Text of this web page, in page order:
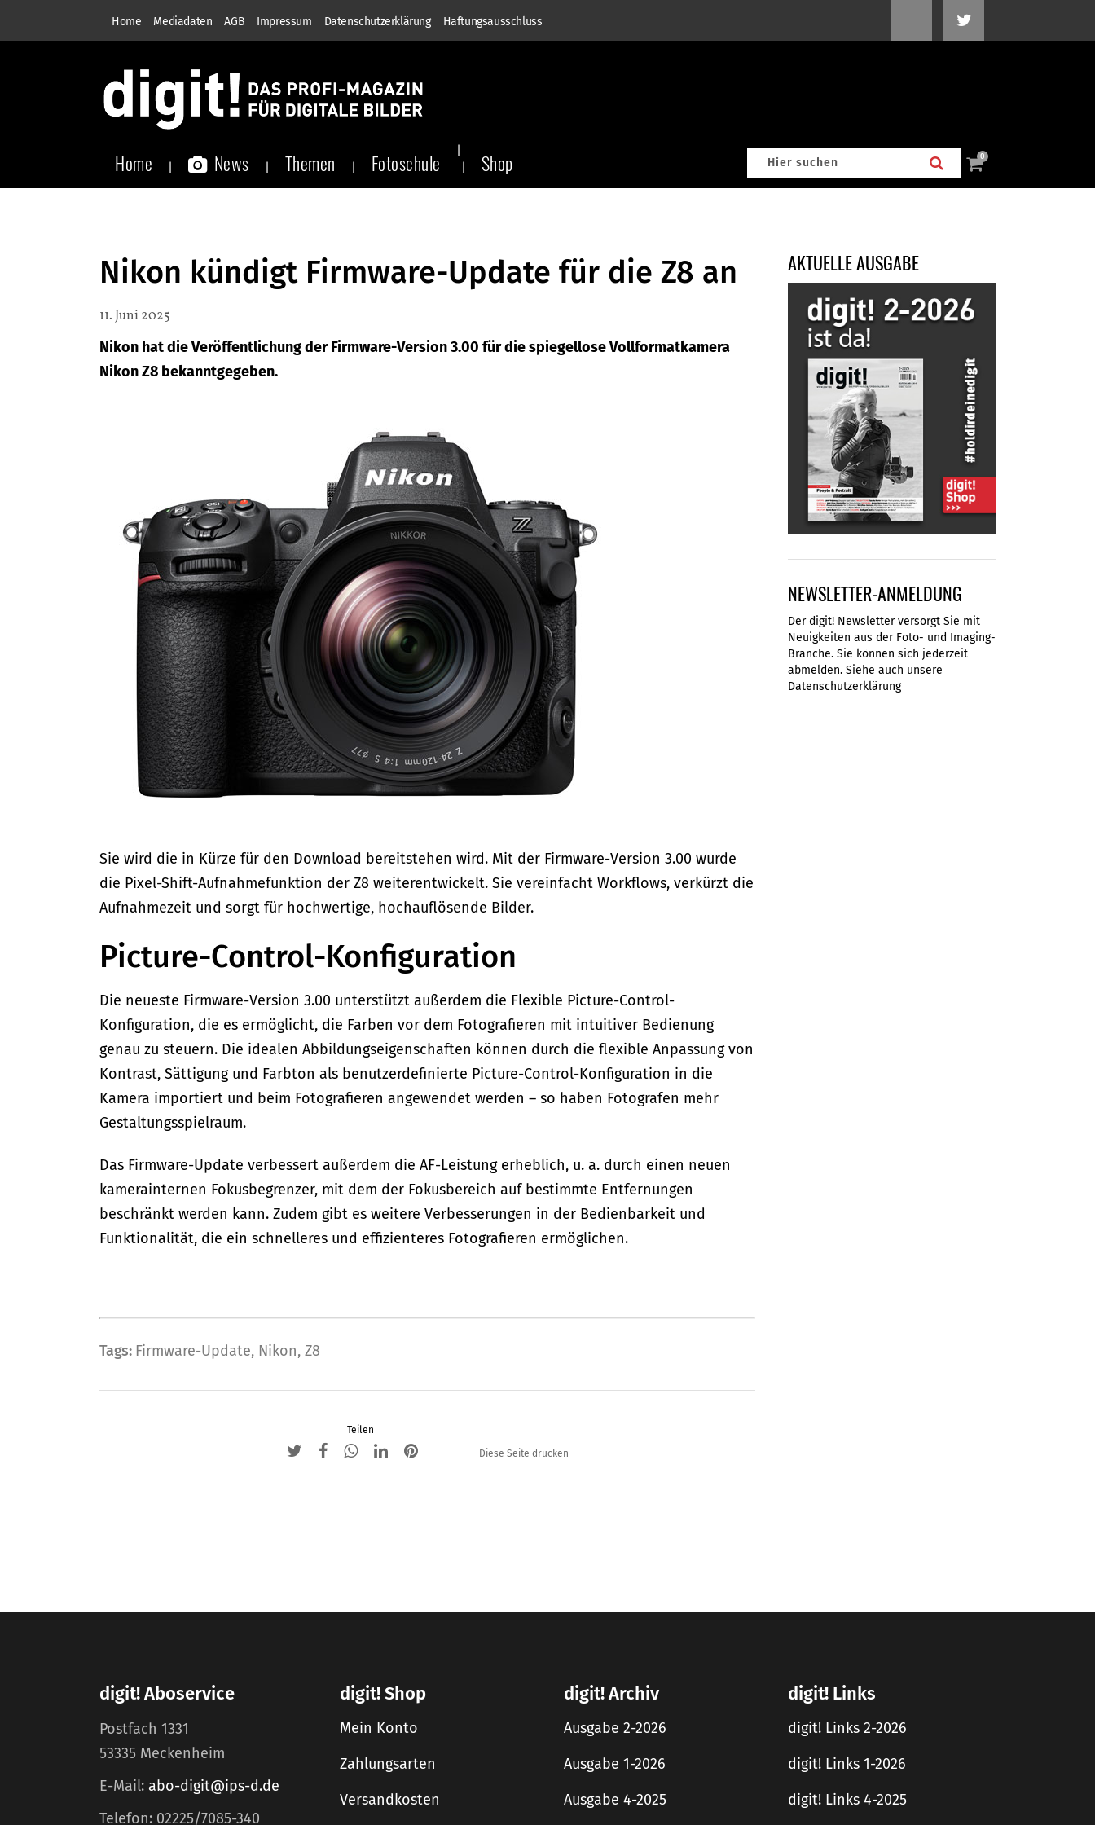
Home Mediadaten AGB Impressum Datenschutzerklärung Haftungsausschluss
Home News Themen Fotoschule Shop 0
Nikon kündigt Firmware-Update für die Z8 an
11. Juni 2025
Nikon hat die Veröffentlichung der Firmware-Version 3.00 für die spiegellose Vollformatkamera
Nikon Z8 bekanntgegeben.
Sie wird die in Kürze für den Download bereitstehen wird. Mit der Firmware-Version 3.00 wurde
die Pixel-Shift-Aufnahmefunktion der Z8 weiterentwickelt. Sie vereinfacht Workflows, verkürzt die
Aufnahmezeit und sorgt für hochwertige, hochauflösende Bilder.
Picture-Control-Konfiguration
Die neueste Firmware-Version 3.00 unterstützt außerdem die Flexible Picture-Control-
Konfiguration, die es ermöglicht, die Farben vor dem Fotografieren mit intuitiver Bedienung
genau zu steuern. Die idealen Abbildungseigenschaften können durch die flexible Anpassung von
Kontrast, Sättigung und Farbton als benutzerdefinierte Picture-Control-Konfiguration in die
Kamera importiert und beim Fotografieren angewendet werden – so haben Fotografen mehr
Gestaltungsspielraum.
Das Firmware-Update verbessert außerdem die AF-Leistung erheblich, u. a. durch einen neuen
kamerainternen Fokusbegrenzer, mit dem der Fokusbereich auf bestimmte Entfernungen
beschränkt werden kann. Zudem gibt es weitere Verbesserungen in der Bedienbarkeit und
Funktionalität, die ein schnelleres und effizienteres Fotografieren ermöglichen.
Tags: Firmware-Update, Nikon, Z8
Teilen
Diese Seite drucken
AKTUELLE AUSGABE
NEWSLETTER-ANMELDUNG
Der digit! Newsletter versorgt Sie mit
Neuigkeiten aus der Foto- und Imaging-
Branche. Sie können sich jederzeit
abmelden. Siehe auch unsere
Datenschutzerklärung
digit! Aboservice
Postfach 1331
53335 Meckenheim
E-Mail: abo-digit@ips-d.de
Telefon: 02225/7085-340
digit! Shop
Mein Konto
Zahlungsarten
Versandkosten
digit! Archiv
Ausgabe 2-2026
Ausgabe 1-2026
Ausgabe 4-2025
digit! Links
digit! Links 2-2026
digit! Links 1-2026
digit! Links 4-2025